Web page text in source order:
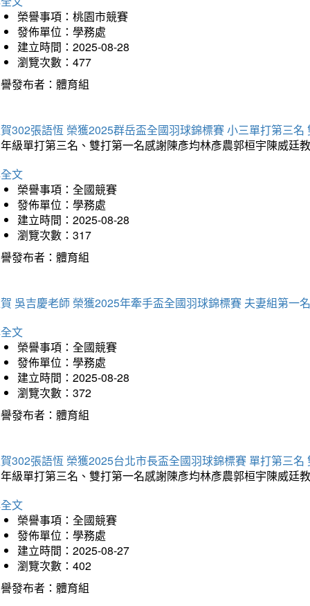
榮譽事項：桃園市競賽
發佈單位：學務處
建立時間：2025-08-28
瀏覽次數：477
發布者：體育組
302張語恆 榮獲2025群岳盃全國羽球錦標賽 小三單打第三名
級單打第三名、雙打第一名感謝陳彥均林彥農郭桓宇陳威廷
文
榮譽事項：全國競賽
發佈單位：學務處
建立時間：2025-08-28
瀏覽次數：317
發布者：體育組
吳吉慶老師 榮獲2025年牽手盃全國羽球錦標賽 夫妻組第一名
文
榮譽事項：全國競賽
發佈單位：學務處
建立時間：2025-08-28
瀏覽次數：372
發布者：體育組
302張語恆 榮獲2025台北市長盃全國羽球錦標賽 單打第三名
級單打第三名、雙打第一名感謝陳彥均林彥農郭桓宇陳威廷
文
榮譽事項：全國競賽
發佈單位：學務處
建立時間：2025-08-27
瀏覽次數：402
發布者：體育組